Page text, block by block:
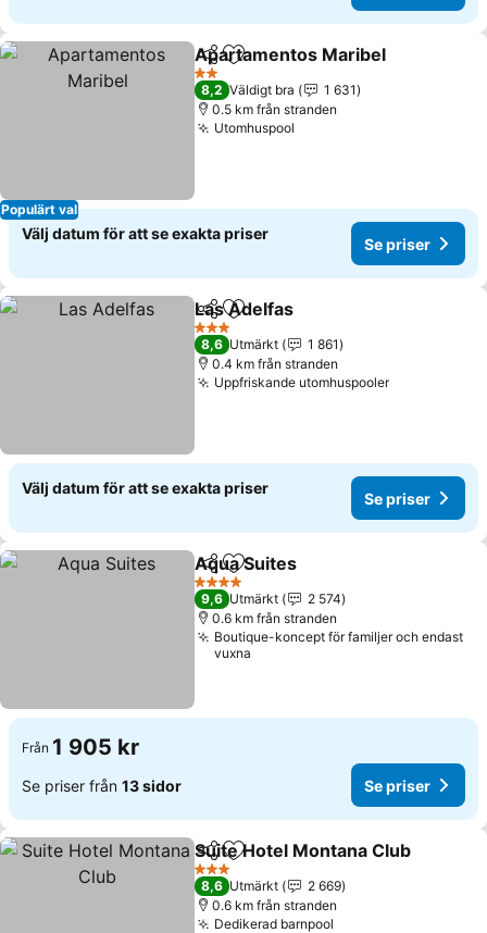
Populärt val
Dela Lägg till i Mina Favoriter
Apartamentos Maribel
2 Stjärnor
8,2 Väldigt bra
1 631
0.5 km från stranden
Utomhuspool
Välj datum för att se exakta priser
Se priser
Dela Lägg till i Mina Favoriter
Las Adelfas
3 Stjärnor
8,6 Utmärkt
1 861
0.4 km från stranden
Uppfriskande utomhuspoolerSe priser
Välj datum för att se exakta priser
Se priser
Dela Lägg till i Mina Favoriter
Aqua Suites
4 Stjärnor
9,6 Utmärkt
2 574
0.6 km från stranden
Boutique-koncept för familjer och endast
vuxna
Från 1 905 kr
Se priser från 13 sidor Se priser
Dela Lägg till i Mina Favoriter
Suite Hotel Montana Club
3 Stjärnor
8,6 Utmärkt
2 669
0.6 km från stranden
Dedikerad barnpool